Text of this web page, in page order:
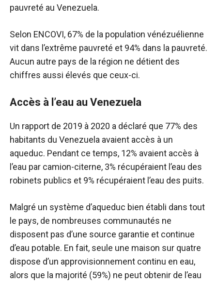
pauvreté au Venezuela.
Selon ENCOVI, 67% de la population vénézuélienne
vit dans l’extrême pauvreté et 94% dans la pauvreté.
Aucun autre pays de la région ne détient des
chiffres aussi élevés que ceux-ci.
Accès à l’eau au Venezuela
Un rapport de 2019 à 2020 a déclaré que 77% des
habitants du Venezuela avaient accès à un
aqueduc. Pendant ce temps, 12% avaient accès à
l’eau par camion-citerne, 3% récupéraient l’eau des
robinets publics et 9% récupéraient l’eau des puits.
Malgré un système d’aqueduc bien établi dans tout
le pays, de nombreuses communautés ne
disposent pas d’une source garantie et continue
d’eau potable. En fait, seule une maison sur quatre
dispose d’un approvisionnement continu en eau,
alors que la majorité (59%) ne peut obtenir de l’eau